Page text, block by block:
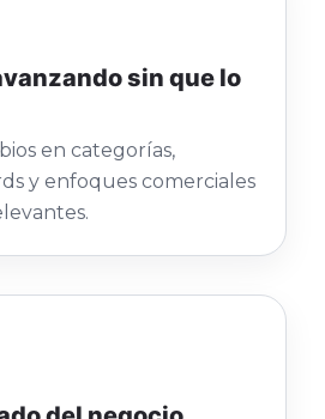
sin que lo
en categorías,
y enfoques comerciales